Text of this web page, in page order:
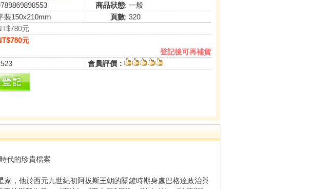
商品狀態: 一般
裝150x210mm 頁數: 320
元
元
登記後可再補貨
會員評價：
代的珍貴檔案
，他於西元九世紀初阿拔斯王朝的關鍵時期身處巴格達政治與